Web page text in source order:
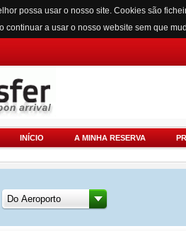
possa usar o nosso site. Cookies são
continuar a usar o nosso website sem que
INÍCIO A MINHA RESERVA